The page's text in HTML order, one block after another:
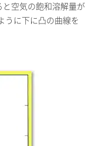
空気の飽和溶解量が
うに下に凸の曲線を